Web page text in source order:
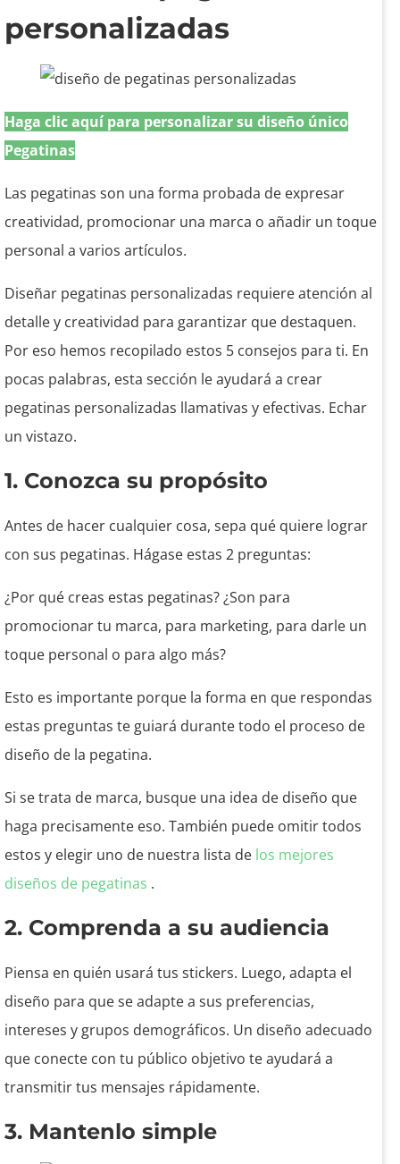
personalizadas
Haga clic aquí para personalizar su diseño único
Pegatinas
Las pegatinas son una forma probada de expresar
creatividad, promocionar una marca o añadir un toque
personal a varios artículos.
Diseñar pegatinas personalizadas requiere atención al
detalle y creatividad para garantizar que destaquen.
Por eso hemos recopilado estos 5 consejos para ti. En
pocas palabras, esta sección le ayudará a crear
pegatinas personalizadas llamativas y efectivas. Echar
un vistazo.
1. Conozca su propósito
Antes de hacer cualquier cosa, sepa qué quiere lograr
con sus pegatinas. Hágase estas 2 preguntas:
¿Por qué creas estas pegatinas? ¿Son para
promocionar tu marca, para marketing, para darle un
toque personal o para algo más?
Esto es importante porque la forma en que respondas
estas preguntas te guiará durante todo el proceso de
diseño de la pegatina.
Si se trata de marca, busque una idea de diseño que
haga precisamente eso. También puede omitir todos
estos y elegir uno de nuestra lista de los mejores
diseños de pegatinas .
2. Comprenda a su audiencia
Piensa en quién usará tus stickers. Luego, adapta el
diseño para que se adapte a sus preferencias,
intereses y grupos demográficos. Un diseño adecuado
que conecte con tu público objetivo te ayudará a
transmitir tus mensajes rápidamente.
3. Mantenlo simple